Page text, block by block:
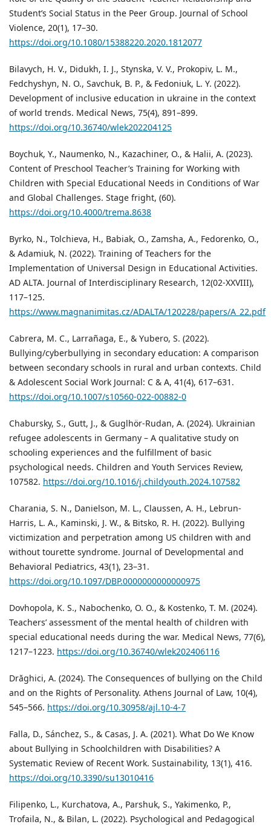
Student’s Social Status in the Peer Group. Journal of School
Violence, 20(1), 17–30.
https://doi.org/10.1080/15388220.2020.1812077
Bilavych, H. V., Didukh, I. J., Stynska, V. V., Prokopiv, L. M.,
Fedchyshyn, N. O., Savchuk, B. P., & Fedoniuk, L. Y. (2022).
Development of inclusive education in ukraine in the context
of world trends. Medical News, 75(4), 891–899.
https://doi.org/10.36740/wlek202204125
Boychuk, Y., Naumenko, N., Kazachiner, O., & Halii, A. (2023).
Content of Preschool Teacher’s Training for Working with
Children with Special Educational Needs in Conditions of War
and Global Challenges. Stage fright, (60).
https://doi.org/10.4000/trema.8638
Byrko, N., Tolchieva, H., Babiak, O., Zamsha, A., Fedorenko, O.,
& Adamiuk, N. (2022). Training of Teachers for the
Implementation of Universal Design in Educational Activities.
AD ALTA. Journal of Interdisciplinary Research, 12(02-XXVIII),
117–125.
https://www.magnanimitas.cz/ADALTA/120228/papers/A_22.pdf
Cabrera, M. C., Larrañaga, E., & Yubero, S. (2022).
Bullying/cyberbullying in secondary education: A comparison
between secondary schools in rural and urban contexts. Child
& Adolescent Social Work Journal: C & A, 41(4), 617–631.
https://doi.org/10.1007/s10560-022-00882-0
Chabursky, S., Gutt, J., & Guglhör-Rudan, A. (2024). Ukrainian
refugee adolescents in Germany – A qualitative study on
schooling experiences and the fulfillment of basic
psychological needs. Children and Youth Services Review,
107582. https://doi.org/10.1016/j.childyouth.2024.107582
Charania, S. N., Danielson, M. L., Claussen, A. H., Lebrun-
Harris, L. A., Kaminski, J. W., & Bitsko, R. H. (2022). Bullying
victimization and perpetration among US children with and
without tourette syndrome. Journal of Developmental and
Behavioral Pediatrics, 43(1), 23–31.
https://doi.org/10.1097/DBP.0000000000000975
Dovhopola, K. S., Nabochenko, O. O., & Kostenko, T. M. (2024).
Teachers’ assessment of the mental health of children with
special educational needs during the war. Medical News, 77(6),
1217–1223. https://doi.org/10.36740/wlek202406116
Drăghici, A. (2024). The Consequences of bullying on the Child
and on the Rights of Personality. Athens Journal of Law, 10(4),
545–566. https://doi.org/10.30958/ajl.10-4-7
Falla, D., Sánchez, S., & Casas, J. A. (2021). What Do We Know
about Bullying in Schoolchildren with Disabilities? A
Systematic Review of Recent Work. Sustainability, 13(1), 416.
https://doi.org/10.3390/su13010416
Filipenko, L., Kurchatova, A., Parshuk, S., Yakimenko, P.,
Trofaila, N., & Bilan, L. (2022). Psychological and Pedagogical